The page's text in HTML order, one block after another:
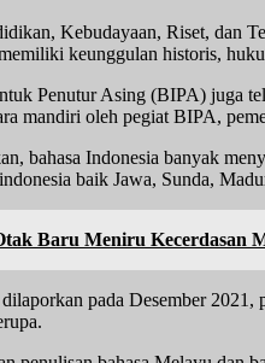
Kebudayaan, Riset, dan
keunggulan historis,
Penutur Asing (BIPA) juga
mandiri oleh pegiat BIPA,
bahasa Indonesia banyak
baik Jawa, Sunda,
Baru Meniru Kecerdasan
pada Desember